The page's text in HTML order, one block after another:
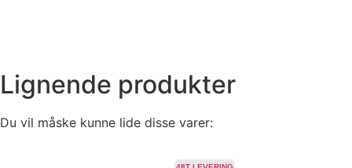
Lignende produkter
Du vil måske kunne lide disse varer: